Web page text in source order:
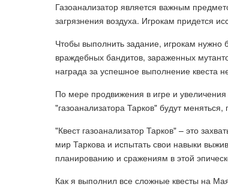
Газоанализатор является важным
загрязнения воздуха. Игрокам придется
Чтобы выполнить задание, игрокам нужно
враждебных бандитов, зараженных
награда за успешное выполнение квеста
По мере продвижения в игре и
"газоанализатора Тарков" будут
"Квест газоанализатор Тарков" – это
мир Таркова и испытать свои навыки
планированию и сражениям в этой
Как я выполнил все сложные квесты на